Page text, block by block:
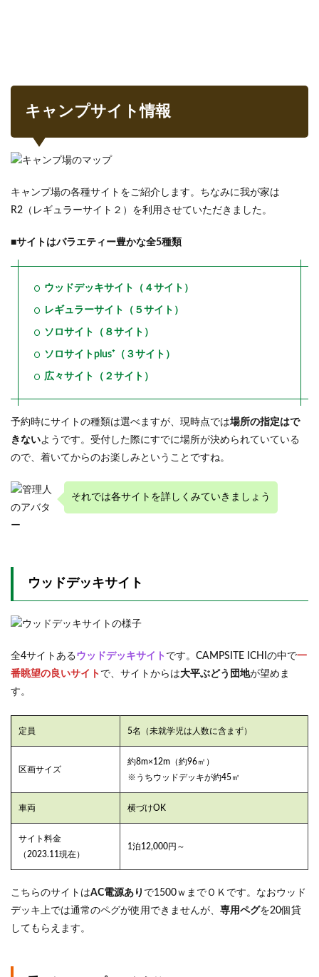
キャンプサイト情報
キャンプ場の各種サイトをご紹介します。ちなみに我が家は
R2（レギュラーサイト２）を利用させていただきました。
■サイトはバラエティー豊かな全5種類
ウッドデッキサイト（４サイト）
レギュラーサイト（５サイト）
ソロサイト（８サイト）
ソロサイトplus⁺（３サイト）
広々サイト（２サイト）
予約時にサイトの種類は選べますが、現時点では場所の指定はで
きないようです。受付した際にすでに場所が決められていている
ので、着いてからのお楽しみということですね。
それでは各サイトを詳しくみていきましょう
ウッドデッキサイト
全4サイトあるウッドデッキサイト です。CAMPSITE ICHIの中で一
番眺望の良いサイト で、サイトからは大平ぶどう団地が望めま
す。
定員 5名（未就学児は人数に含まず）
区画サイズ
約8m×12m（約96㎡）
※うちウッドデッキが約45㎡
車両 横づけOK
サイト料金
（2023.11現在）
1泊12,000円～
こちらのサイトはAC電源あり で1500ｗまでＯＫです。なおウッド
デッキ上では通常のペグが使用できませんが、 専用ペグを20個貸
してもらえます。